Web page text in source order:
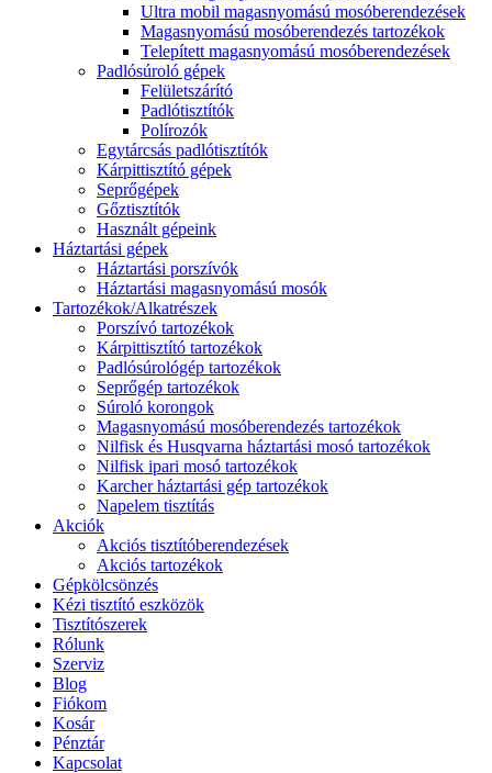
Ultra mobil magasnyomású mosóberendezések
Magasnyomású mosóberendezés tartozékok
Telepített magasnyomású mosóberendezések
Padlósúroló gépek
Felületszárító
Padlótisztítók
Polírozók
Egytárcsás padlótisztítók
Kárpittisztító gépek
Seprőgépek
Gőztisztítók
Használt gépeink
Háztartási gépek
Háztartási porszívók
Háztartási magasnyomású mosók
Tartozékok/Alkatrészek
Porszívó tartozékok
Kárpittisztító tartozékok
Padlósúrológép tartozékok
Seprőgép tartozékok
Súroló korongok
Magasnyomású mosóberendezés tartozékok
Nilfisk és Husqvarna háztartási mosó tartozékok
Nilfisk ipari mosó tartozékok
Karcher háztartási gép tartozékok
Napelem tisztítás
Akciók
Akciós tisztítóberendezések
Akciós tartozékok
Gépkölcsönzés
Kézi tisztító eszközök
Tisztítószerek
Rólunk
Szerviz
Blog
Fiókom
Kosár
Pénztár
Kapcsolat